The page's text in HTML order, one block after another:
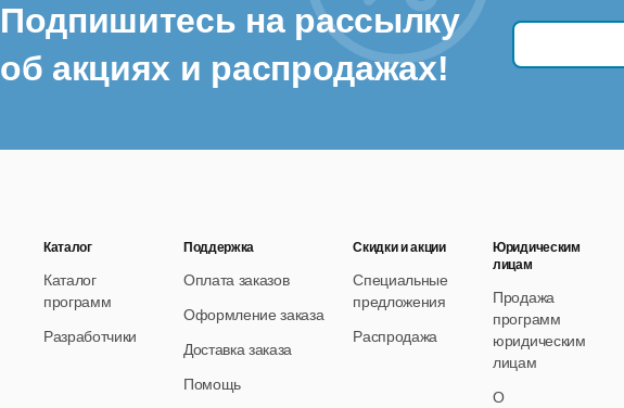
Подпишитесь на рассылку
об акциях и распродажах!
Каталог
Каталог
программ
Разработчики
Поддержка
Оплата заказов
Оформление заказа
Доставка заказа
Помощь
Скидки и акции
Специальные
предложения
Распродажа
Юридическим
лицам
Продажа
программ
юридическим
лицам
О